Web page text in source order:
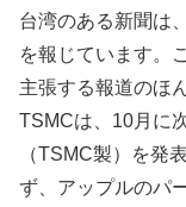
台湾のある新聞は
を報じています。
主張する報道のほ
TSMCは、10月に
（TSMC製）を発
ず、アップルのパ